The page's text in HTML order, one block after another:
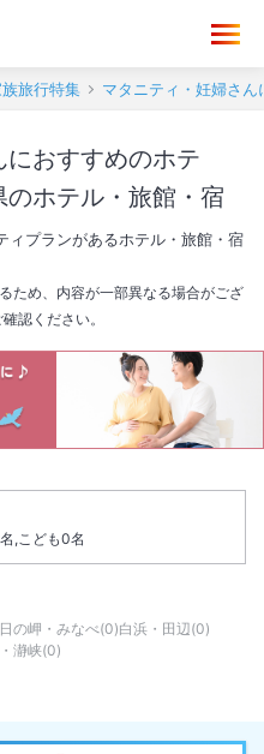
旅行特集 マタニティ・妊婦さん
におすすめのホテ
ホテル・旅館・宿
ィプランがあるホテル・旅館・宿
ため、内容が一部異なる場合がござ
認ください。
,こども0名
の岬・みなべ(0)白浜・田辺(0)
瀞峡(0)